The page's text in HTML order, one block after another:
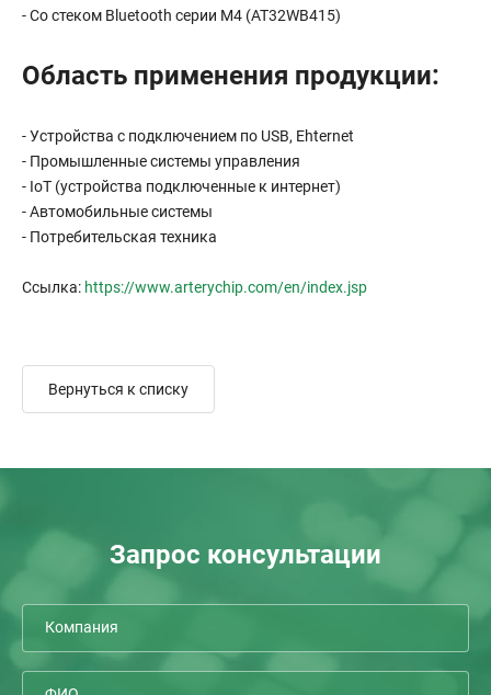
- Со стеком Bluetooth серии M4 (AT32WB415)
Область применения продукции:
- Устройства с подключением по USB, Ehternet
- Промышленные системы управления
- IoT (устройства подключенные к интернет)
- Автомобильные системы
- Потребительская техника
Ссылка: https://www.arterychip.com/en/index.jsp
Вернуться к списку
Запрос консультации